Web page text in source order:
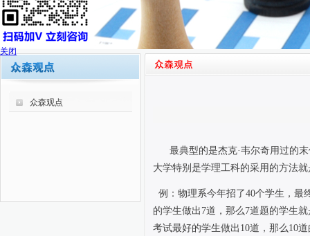
众森观点
最典型的是杰克·韦尔奇用过的
大学特别是学理工科的采用的方法
例：物理系今年招了40个学生，最
的学生做出7道，那么7道题的学生就
考试最好的学生做出10道，那么10道
关闭